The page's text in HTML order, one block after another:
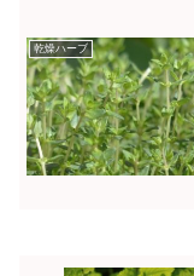
乾燥ハーブ